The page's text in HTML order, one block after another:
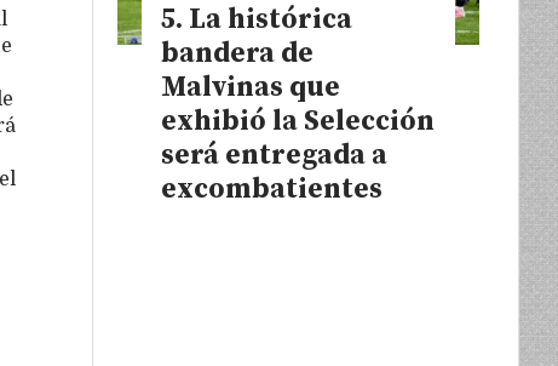
La histórica
bandera de
Malvinas que
exhibió la Selección
será entregada a
excombatientes